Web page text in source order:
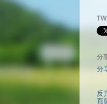
分
分
反
頁